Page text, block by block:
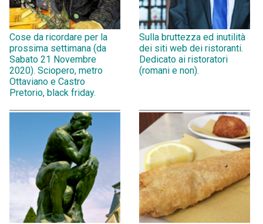
Cose da ricordare per la
prossima settimana (da
Sabato 21 Novembre
2020). Sciopero, metro
Ottaviano e Castro
Pretorio, black friday.
Sulla bruttezza ed inutilità
dei siti web dei ristoranti.
Dedicato ai ristoratori
(romani e non).